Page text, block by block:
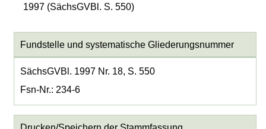
1997 (SächsGVBl. S. 550)
Fundstelle und systematische Gliederungsnummer
SächsGVBl. 1997 Nr. 18, S. 550
Fsn-Nr.: 234-6